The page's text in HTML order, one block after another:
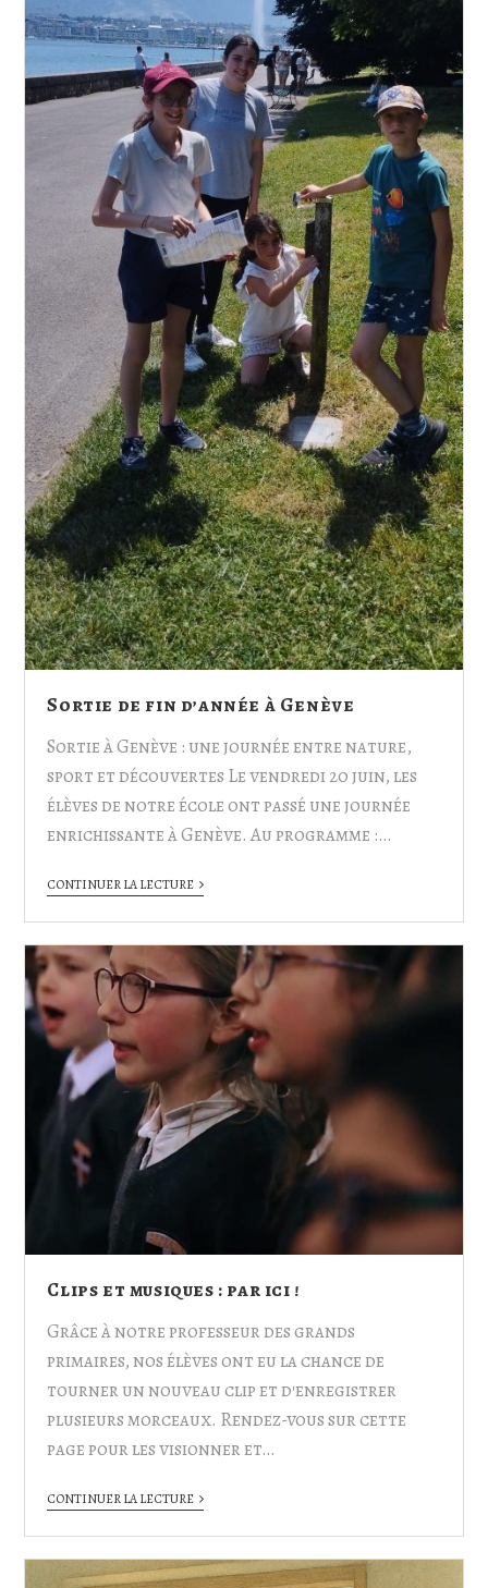
Sortie de fin d’année à Genève
Sortie à Genève : une journée entre nature,
sport et découvertes Le vendredi 20 juin, les
élèves de notre école ont passé une journée
enrichissante à Genève. Au programme :…
CONTINUER LA LECTURE
Clips et musiques : par ici !
Grâce à notre professeur des grands
primaires, nos élèves ont eu la chance de
tourner un nouveau clip et d'enregistrer
plusieurs morceaux. Rendez-vous sur cette
page pour les visionner et…
CONTINUER LA LECTURE